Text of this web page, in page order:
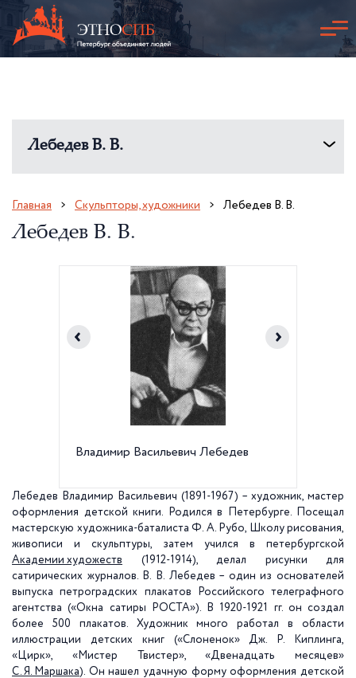
Лебедев В. В.
Главная Скульпторы, художники Лебедев В. В.
Лебедев В. В.
Владимир Васильевич Лебедев
Лебедев Владимир Васильевич (1891-1967) – художник, мастер
оформления детской книги. Родился в Петербурге. Посещал
мастерскую художника-баталиста Ф. А. Рубо, Школу рисования,
живописи и скульптуры, затем учился в петербургской
Академии художеств (1912-1914), делал рисунки для
сатирических журналов. В. В. Лебедев – один из основателей
выпуска петроградских плакатов Российского телеграфного
агентства («Окна сатиры РОСТА»). В 1920-1921 гг. он создал
более 500 плакатов. Художник много работал в области
иллюстрации детских книг («Слоненок» Дж. Р. Киплинга,
«Цирк», «Мистер Твистер», «Двенадцать месяцев»
С. Я. Маршака). Он нашел удачную форму оформления детской